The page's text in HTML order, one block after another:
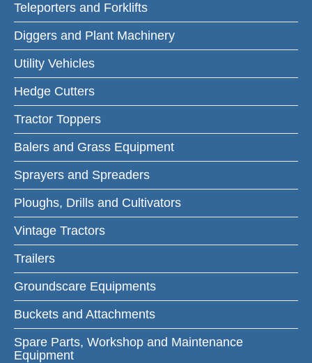
Teleporters and Forklifts
Diggers and Plant Machinery
Utility Vehicles
Hedge Cutters
Tractor Toppers
Balers and Grass Equipment
Sprayers and Spreaders
Ploughs, Drills and Cultivators
Vintage Tractors
Trailers
Groundscare Equipments
Buckets and Attachments
Spare Parts, Workshop and Maintenance
Equipment